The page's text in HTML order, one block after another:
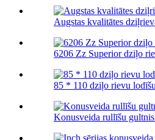
Augstas kvalitātes
6206 Zz Superior dziļo
85 * 110 dziļo rievu
Konusveida rullīšu